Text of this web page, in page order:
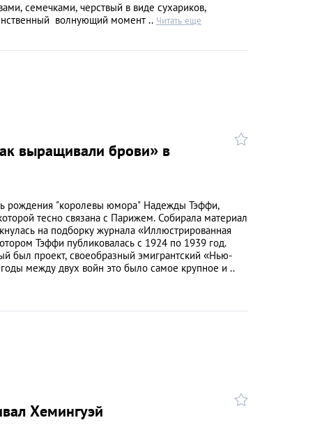
семечками, черствый в виде сухариков,
волнующий момент .. Читать еще
выращивали брови» в
рождения "королевы юмора" Надежды Тэффи,
тесно связана с Парижем. Собирала материал
на подборку журнала «Иллюстрированная
Тэффи публиковалась с 1924 по 1939 год.
был проект, своеобразный эмигрантский «Нью-
между двух войн это было самое крупное и ..
Хемингуэй